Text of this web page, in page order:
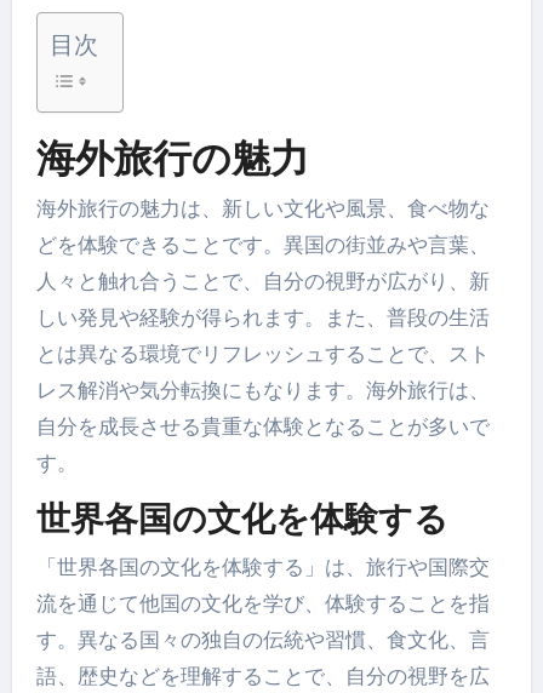
目次
海外旅行の魅力
海外旅行の魅力は、新しい文化や風景、食べ物な
どを体験できることです。異国の街並みや言葉、
人々と触れ合うことで、自分の視野が広がり、新
しい発見や経験が得られます。また、普段の生活
とは異なる環境でリフレッシュすることで、スト
レス解消や気分転換にもなります。海外旅行は、
自分を成長させる貴重な体験となることが多いで
す。
世界各国の文化を体験する
「世界各国の文化を体験する」は、旅行や国際交
流を通じて他国の文化を学び、体験することを指
す。異なる国々の独自の伝統や習慣、食文化、言
語、歴史などを理解することで、自分の視野を広